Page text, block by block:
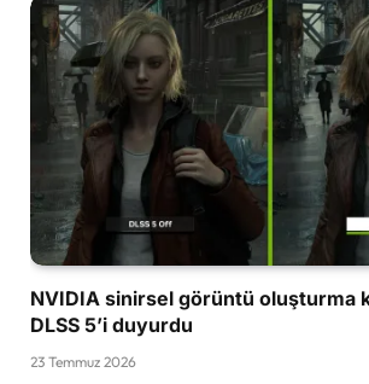
NVIDIA sinirsel görüntü oluşturma
DLSS 5’i duyurdu
23 Temmuz 2026